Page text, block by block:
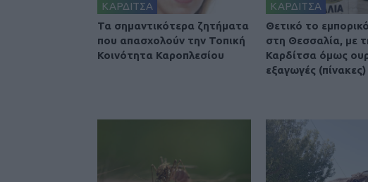
ΚΑΡΔΙΤΣΑ
Τα σημαντικότερα ζητήματα
που απασχολούν την Τοπική
Κοινότητα Καροπλεσίου
ΚΑΡΔΙΤΣΑ
Θετικό το
στη Θεσσαλία, με
Καρδίτσα όμως
εξαγωγές (πίνακες)